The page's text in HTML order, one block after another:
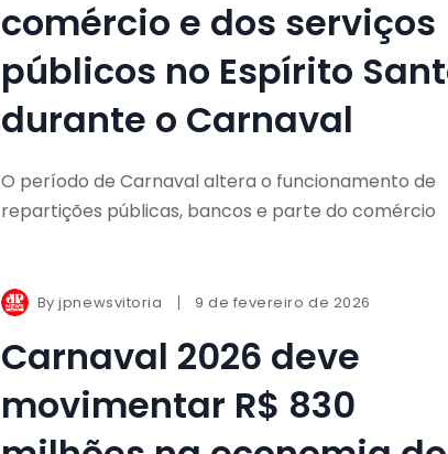
comércio e dos serviços
públicos no Espírito
durante o Carnaval
O período de Carnaval altera o funcionamento de
repartições públicas, bancos e parte do comércio
Byjpnewsvitoria 9 de fevereiro de 2026
Carnaval 2026 deve
movimentar R$ 830